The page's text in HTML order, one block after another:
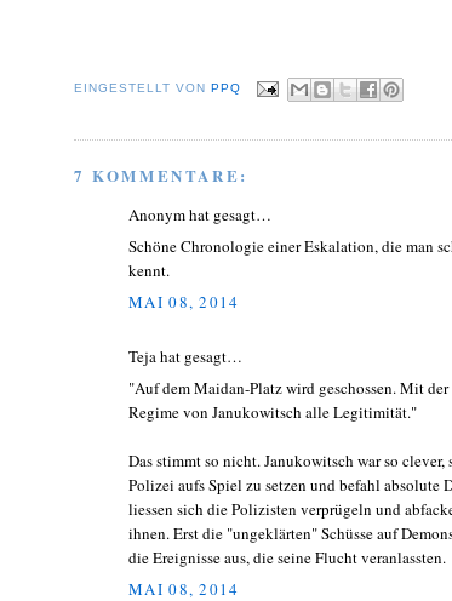
EINGESTELLT VON PPQ
7 KOMMENTARE:
Anonym hat gesagt…
Schöne Chronologie einer Eskalation, die man
kennt.
MAI 08, 2014
Teja hat gesagt…
"Auf dem Maidan-Platz wird geschossen. Mit
Regime von Janukowitsch alle Legitimität."
Das stimmt so nicht. Janukowitsch war so
Polizei aufs Spiel zu setzen und befahl absolute
liessen sich die Polizisten verprügeln und
ihnen. Erst die "ungeklärten" Schüsse auf
die Ereignisse aus, die seine Flucht veranlassten.
MAI 08, 2014